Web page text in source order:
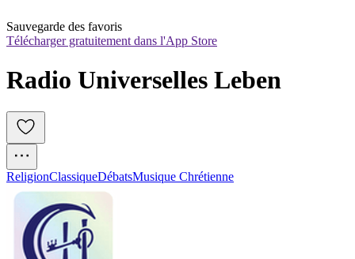
Sauvegarde des favoris
Télécharger gratuitement dans l'App Store
Radio Universelles Leben
ReligionClassiqueDébatsMusique Chrétienne